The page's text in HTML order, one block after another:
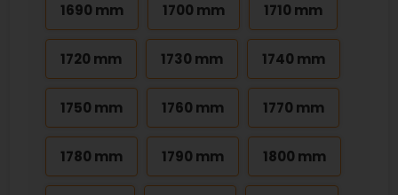
1690 mm 1700 mm 1710 mm
1720 mm 1730 mm 1740 mm
1750 mm 1760 mm 1770 mm
1780 mm 1790 mm 1800 mm